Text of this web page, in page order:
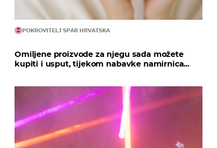
POKROVITELJ SPAR HRVATSKA
Omiljene proizvode za njegu sada možete
kupiti i usput, tijekom nabavke namirnica...